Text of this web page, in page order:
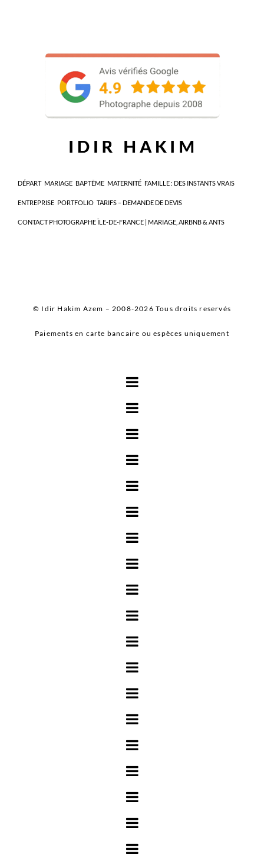
DÉPART MARIAGE BAPTÊME MATERNITÉ FAMILLE : DES INSTANTS VRAIS
ENTREPRISE PORTFOLIO TARIFS – DEMANDE DE DEVIS
CONTACT PHOTOGRAPHE ÎLE-DE-FRANCE | MARIAGE, AIRBNB & ANTS
© Idir Hakim Azem – 2008-2026 Tous droits reservés
Paiements en carte bancaire ou espèces uniquement